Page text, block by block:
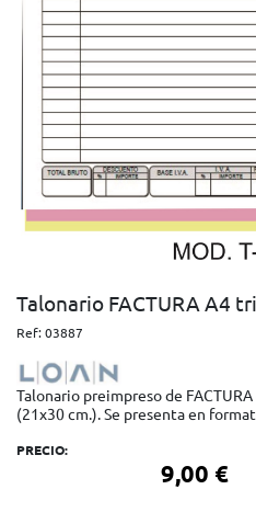
Talonario FACTURA A4
Ref:03887
Talonario preimpreso de
(21x30 cm.). Se presenta en
PRECIO:
9,00 €